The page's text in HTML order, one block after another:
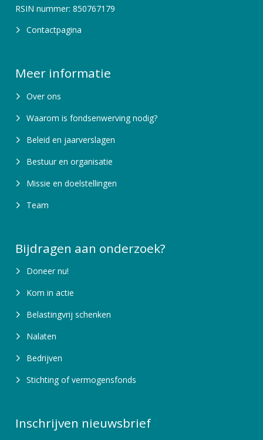
RSIN nummer: 850767179
Contactpagina
Meer informatie
Over ons
Waarom is fondsenwerving nodig?
Beleid en jaarverslagen
Bestuur en organisatie
Missie en doelstellingen
Team
Bijdragen aan onderzoek?
Doneer nu!
Kom in actie
Belastingvrij schenken
Nalaten
Bedrijven
Stichting of vermogensfonds
Inschrijven nieuwsbrief